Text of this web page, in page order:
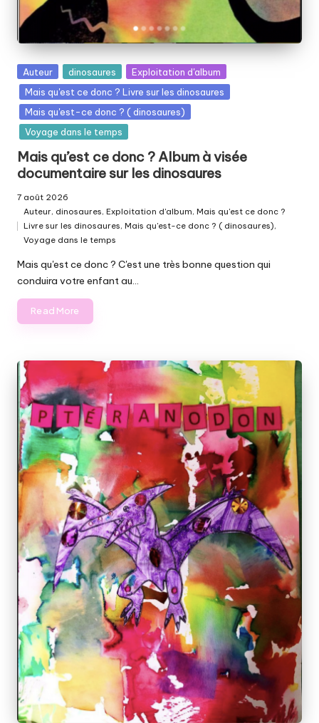
Posted
in
Auteur dinosaures
Exploitation d'album
Mais qu'est ce donc ? Livre sur les dinosaures
Mais qu'est-ce donc ? ( dinosaures)
Voyage dans le temps
Mais qu’est ce donc ? Album à visée
documentaire sur les dinosaures
7 août 2026
Auteur, dinosaures,Exploitation d'album,Mais qu'est ce donc ?
Livre sur les dinosaures,Mais qu'est-ce donc ? ( dinosaures),
Voyage dans le temps
Mais qu'est ce donc ? C'est une très bonne question qui
conduira votre enfant au…
Read More